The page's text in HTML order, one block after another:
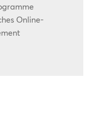
Online-